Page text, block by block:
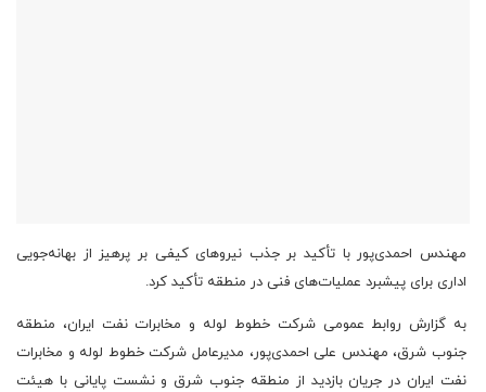
مهندس احمدی‌پور با تأکید بر جذب نیروهای کیفی بر پرهیز از بهانه‌جویی
اداری برای پیشبرد عملیات‌های فنی در منطقه تأکید کرد.
به گزارش روابط عمومی شرکت خطوط لوله و مخابرات نفت ایران، منطقه
جنوب شرق، مهندس علی احمدی‌پور، مدیرعامل شرکت خطوط لوله و مخابرات
نفت ایران در جریان بازدید از منطقه جنوب شرق و نشست پایانی با هیئت